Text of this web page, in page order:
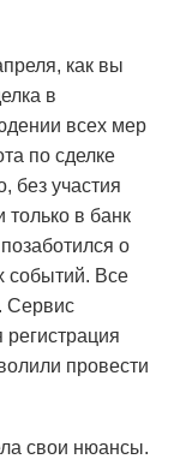
как вы
в
всех мер
по сделке
без участия
в банк
о
событий. Все
Сервис
регистрация
провести
свои нюансы.